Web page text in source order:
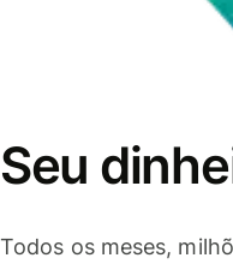
Seu
Todos os meses,